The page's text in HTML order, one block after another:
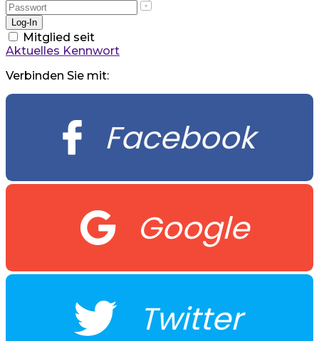
Mitglied seit
Aktuelles Kennwort
Verbinden Sie mit:
Facebook
Google
Twitter